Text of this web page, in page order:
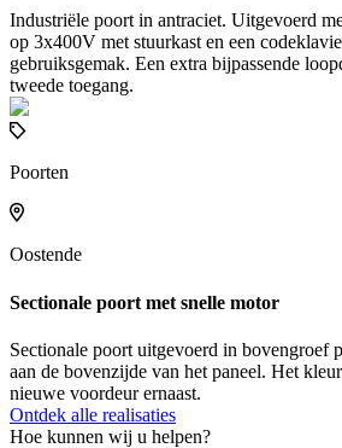
Industriële poort in antraciet. Uitgevoerd
op 3x400V met stuurkast en een
gebruiksgemak. Een extra bijpassende
tweede toegang.
Poorten
Oostende
Sectionale poort met snelle motor
Sectionale poort uitgevoerd in bovengroef
aan de bovenzijde van het paneel. Het
nieuwe voordeur ernaast.
Ontdek alle realisaties
Hoe kunnen wij u helpen?